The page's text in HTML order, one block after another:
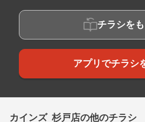
チラシを
アプリでチラシ
カインズ 杉戸店の他のチラシ